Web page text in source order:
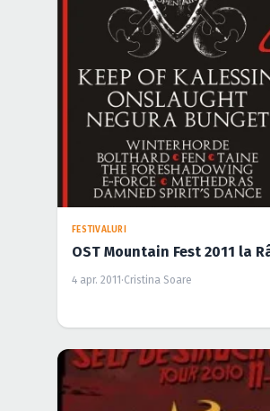
FESTIVALURI
OST Mountain Fest 2011 la
4 apr. 2011 ·Cristina Soare